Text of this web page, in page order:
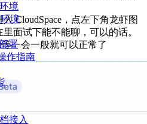
境
境
署
作指南
接入
CloudSpace，点左下角龙虾图
面试下能不能聊，可以的话。
等一会一般就可以正常了